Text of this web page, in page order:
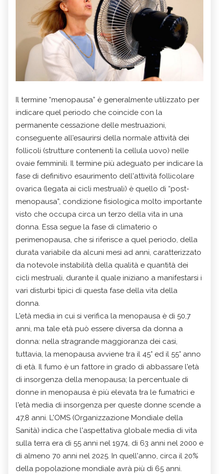
Il termine “menopausa” è generalmente utilizzato per
indicare quel periodo che coincide con la
permanente cessazione delle mestruazioni,
conseguente all'esaurirsi della normale attività dei
follicoli (strutture contenenti la cellula uovo) nelle
ovaie femminili. Il termine più adeguato per indicare la
fase di definitivo esaurimento dell'attività follicolare
ovarica (legata ai cicli mestruali) è quello di “post-
menopausa”, condizione fisiologica molto importante
visto che occupa circa un terzo della vita in una
donna. Essa segue la fase di climaterio o
perimenopausa, che si riferisce a quel periodo, della
durata variabile da alcuni mesi ad anni, caratterizzato
da notevole instabilità della qualità e quantità dei
cicli mestruali, durante il quale iniziano a manifestarsi i
vari disturbi tipici di questa fase della vita della
donna.
L'età media in cui si verifica la menopausa è di 50,7
anni, ma tale età può essere diversa da donna a
donna: nella stragrande maggioranza dei casi,
tuttavia, la menopausa avviene tra il 45° ed il 55° anno
di età. Il fumo è un fattore in grado di abbassare l'età
di insorgenza della menopausa; la percentuale di
donne in menopausa è più elevata tra le fumatrici e
l'età media di insorgenza per queste donne scende a
47,8 anni. L'OMS (Organizzazione Mondiale della
Sanità) indica che l'aspettativa globale media di vita
sulla terra era di 55 anni nel 1974, di 63 anni nel 2000 e
di almeno 70 anni nel 2025. In quell'anno, circa il 20%
della popolazione mondiale avrà più di 65 anni.